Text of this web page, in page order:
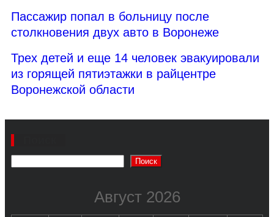
Пассажир попал в больницу после
столкновения двух авто в Воронеже
Трех детей и еще 14 человек эвакуировали
из горящей пятиэтажки в райцентре
Воронежской области
Поиск
Август 2026